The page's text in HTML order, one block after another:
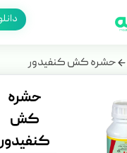
حشره کش کنفیدور
حشره
کش